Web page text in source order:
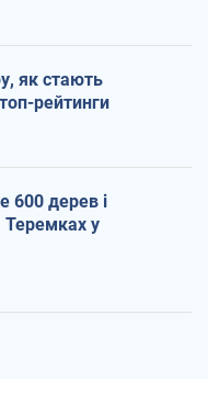
як стають
рейтинги
600 дерев і
Теремках у